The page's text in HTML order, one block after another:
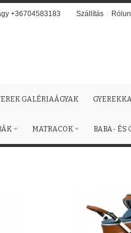
+36704583183 Szállítás
GALÉRIAÁGYAK
MATRACOK BABA- ÉS